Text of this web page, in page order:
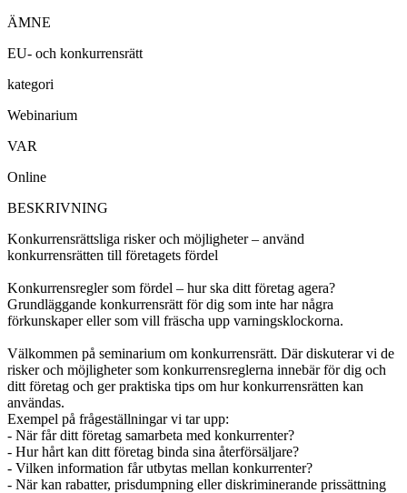
ÄMNE
EU- och konkurrensrätt
kategori
Webinarium
VAR
Online
BESKRIVNING
Konkurrensrättsliga risker och möjligheter – använd
konkurrensrätten till företagets fördel
Konkurrensregler som fördel – hur ska ditt företag agera?
Grundläggande konkurrensrätt för dig som inte har några
förkunskaper eller som vill fräscha upp varningsklockorna.
Välkommen på seminarium om konkurrensrätt. Där diskuterar vi de
risker och möjligheter som konkurrensreglerna innebär för dig och
ditt företag och ger praktiska tips om hur konkurrensrätten kan
användas.
Exempel på frågeställningar vi tar upp:
- När får ditt företag samarbeta med konkurrenter?
- Hur hårt kan ditt företag binda sina återförsäljare?
- Vilken information får utbytas mellan konkurrenter?
- När kan rabatter, prisdumpning eller diskriminerande prissättning